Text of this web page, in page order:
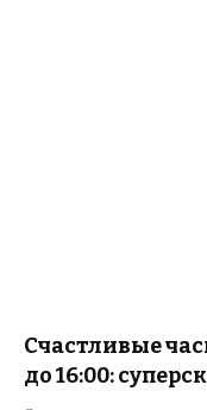
Счастливые
до 16:00: